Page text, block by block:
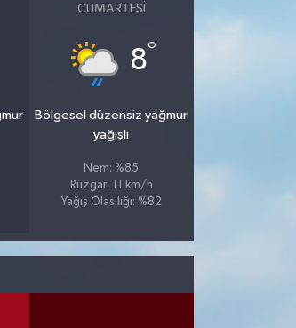
CUMARTESI
8°
Bölgesel düzensiz yağmur
yağışlı
Nem: %85
Rüzgar: 11 km/h
Yağış Olasılığı: %82